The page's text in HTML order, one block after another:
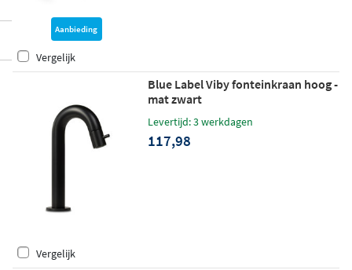
Aanbieding
Vergelijk
Blue Label Viby fonteinkraan hoog -
mat zwart
Levertijd: 3 werkdagen
117,98
Vergelijk